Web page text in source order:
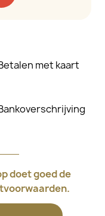
met kaart
doet goed de